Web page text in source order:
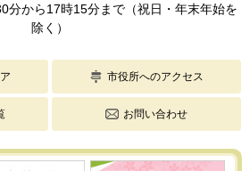
から17時15分まで（祝日・年末年始を
除く）
市役所へのアクセス
お問い合わせ